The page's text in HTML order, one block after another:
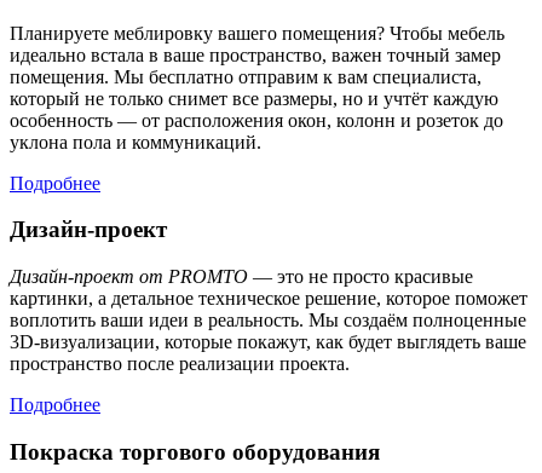
Планируете меблировку вашего помещения? Чтобы мебель
идеально встала в ваше пространство, важен точный замер
помещения. Мы бесплатно отправим к вам специалиста,
который не только снимет все размеры, но и учтёт каждую
особенность — от расположения окон, колонн и розеток до
уклона пола и коммуникаций.
Подробнее
Дизайн-проект
Дизайн-проект от PROMTO — это не просто красивые
картинки, а детальное техническое решение, которое поможет
воплотить ваши идеи в реальность. Мы создаём полноценные
3D-визуализации, которые покажут, как будет выглядеть ваше
пространство после реализации проекта.
Подробнее
Покраска торгового оборудования